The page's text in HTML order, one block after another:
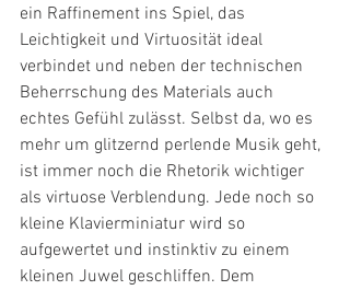
ein Raffinement ins Spiel, das
Leichtigkeit und Virtuosität ideal
verbindet und neben der technischen
Beherrschung des Materials auch
echtes Gefühl zulässt. Selbst da, wo es
mehr um glitzernd perlende Musik geht,
ist immer noch die Rhetorik wichtiger
als virtuose Verblendung. Jede noch so
kleine Klavierminiatur wird so
aufgewertet und instinktiv zu einem
kleinen Juwel geschliffen. Dem